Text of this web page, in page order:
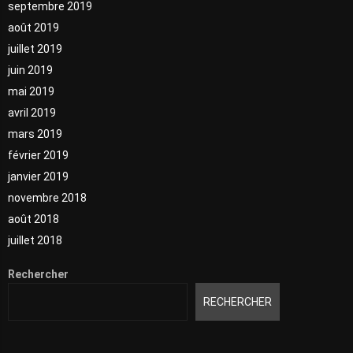
septembre 2019
août 2019
juillet 2019
juin 2019
mai 2019
avril 2019
mars 2019
février 2019
janvier 2019
novembre 2018
août 2018
juillet 2018
Rechercher
RECHERCHER